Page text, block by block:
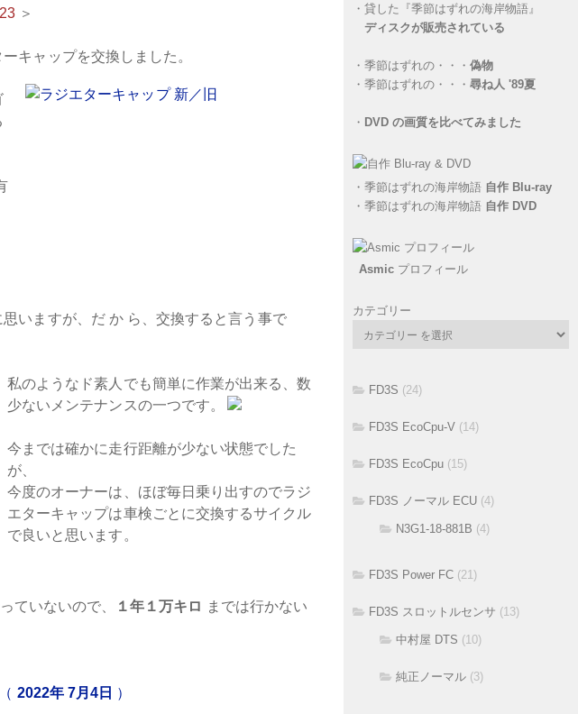
＞
キャップを交換しました。
いますが、だ か ら、交換すると言う事で
私のようなド素人でも簡単に作業が出来る、数
少ないメンテナンスの一つです。
今までは確かに走行距離が少ない状態でした
が、
今度のオーナーは、ほぼ毎日乗り出すのでラジ
エターキャップは車検ごとに交換するサイクル
で良いと思います。
ていないので、 １年１万キロ までは行かない
（ 2022年 7月4日 ）
・ 貸した『季節はずれの海岸物語』
ディスクが販売されている
・ 季節はずれの・・・ 偽物
・ 季節はずれの・・・ 尋ね人 '89夏
・ DVD の画質を比べてみました
・ 季節はずれの海岸物語 自作 Blu-ray
・ 季節はずれの海岸物語 自作 DVD
Asmic プロフィール
カテゴリー
FD3S (24)
FD3S EcoCpu-V (14)
FD3S EcoCpu (15)
FD3S ノーマル ECU (4)
N3G1-18-881B (4)
FD3S Power FC (21)
FD3S スロットルセンサ (13)
中村屋 DTS (10)
純正ノーマル (3)